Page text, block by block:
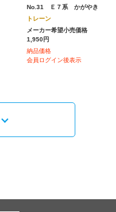
No.31 Ｅ７系 かがやき
トレーン
メーカー希望小売価格
1,950円
納品価格
会員ログイン後表示